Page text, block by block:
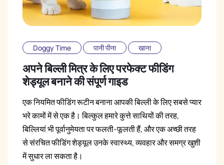
Doggy Time पानी पीना खाना
अपने बिल्ली मित्र के लिए परफेक्ट फीडिंग
शेड्यूल बनाने की संपूर्ण गाइड
एक नियमित फीडिंग रूटीन बनाना आपकी बिल्ली के लिए सबसे प्यार
भरे कामों में से एक है। बिल्कुल हमारे कुत्ते साथियों की तरह,
बिल्लियां भी पूर्वानुमेयता पर फलती-फूलती हैं, और एक अच्छी तरह
से संरचित फीडिंग शेड्यूल उनके स्वास्थ्य, व्यवहार और समग्र खुशी
में सुधार ला सकता है।